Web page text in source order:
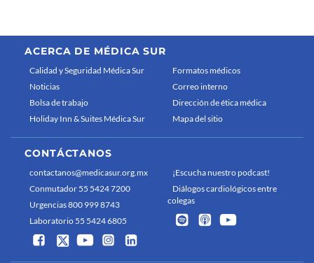
ACERCA DE MÉDICA SUR
Calidad y Seguridad Médica Sur
Noticias
Bolsa de trabajo
Holiday Inn & Suites Médica Sur
Formatos médicos
Correo interno
Dirección de ética médica
Mapa del sitio
CONTÁCTANOS
contactanos@medicasur.org.mx
Conmutador 55 5424 7200
Urgencias 800 999 8743
Laboratorio 55 5424 6805
¡Escucha nuestro podcast!
Diálogos cardiológicos entre
colegas